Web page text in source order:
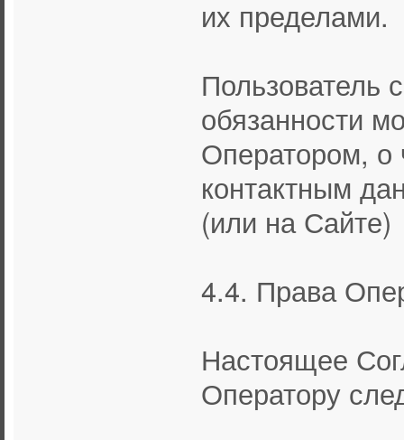
их пределами.
Пользователь
обязанности
Оператором, о
контактным
(или на Сайте)
4.4. Права
Настоящее
Оператору